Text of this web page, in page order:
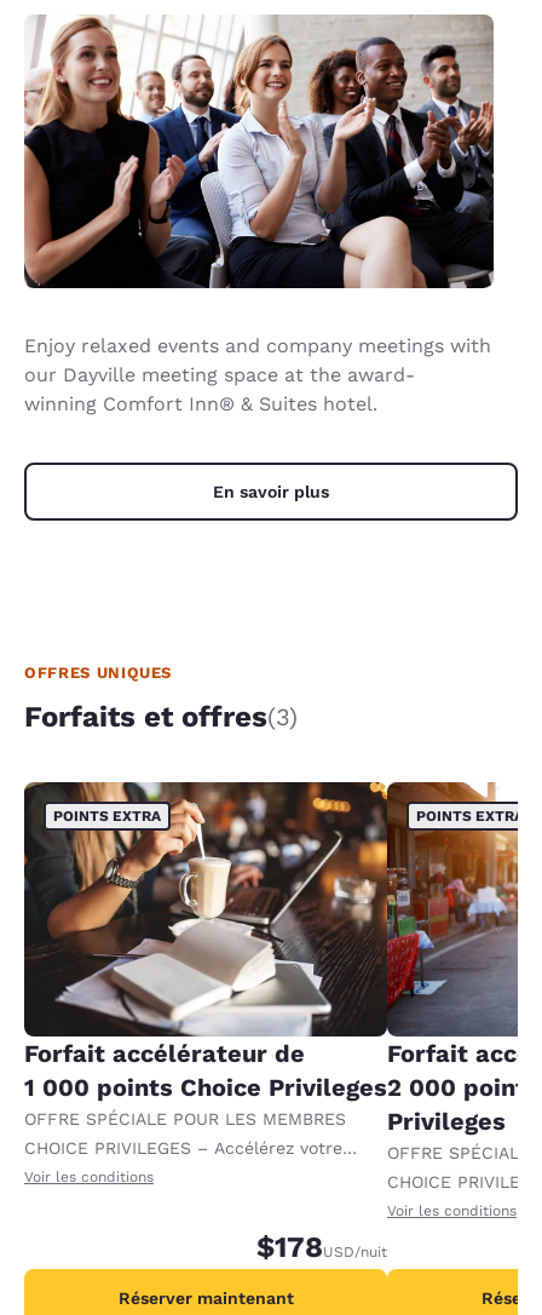
Enjoy relaxed events and company meetings with
our Dayville meeting space at the award-
winning Comfort Inn® & Suites hotel.
En savoir plus
OFFRES UNIQUES
Forfaits et offres(3)
POINTS EXTRA
Forfait accélérateur de
1 000 points Choice Privileges
OFFRE SPÉCIALE POUR LES MEMBRES
CHOICE PRIVILEGES – Accélérez votre
progression vers des récompenses en
Voir les conditions
$178USD/nuit
Réserver maintenant
POINTS EXTRA
Forfait
2 000
Privileges
OFFRE SPÉCIALE
CHOICE
progression vers
par nuit.
Voir les conditions